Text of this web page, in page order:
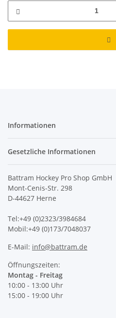
Informationen
Gesetzliche Informationen
Battram Hockey Pro Shop GmbH
Mont-Cenis-Str. 298
D-44627 Herne
Tel:+49 (0)2323/3984684
Mobil:+49 (0)173/7048037
E-Mail: info@battram.de
Öffnungszeiten:
Montag - Freitag
10:00 - 13:00 Uhr
15:00 - 19:00 Uhr